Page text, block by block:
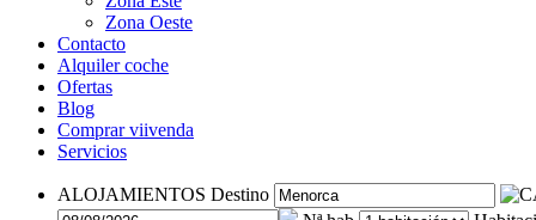
Zona Oeste
Contacto
Alquiler coche
Ofertas
Blog
Comprar viivenda
Servicios
ALOJAMIENTOS Destino